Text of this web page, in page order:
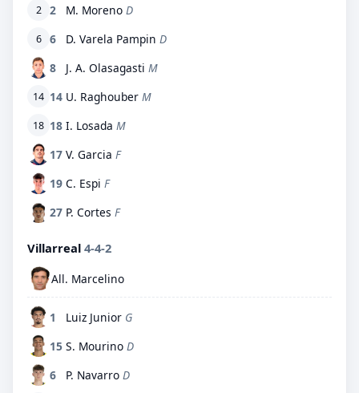
2 2 M. Moreno D
6 6 D. Varela Pampin D
8
J. A. Olasagasti M
14 14 U. Raghouber M
18 18 I. Losada M
17 V. Garcia F
19 C. Espi F
27 P. Cortes F
Villarreal 4-4-2
All. Marcelino
1 Luiz Junior G
15 S. Mourino D
6
P. Navarro D